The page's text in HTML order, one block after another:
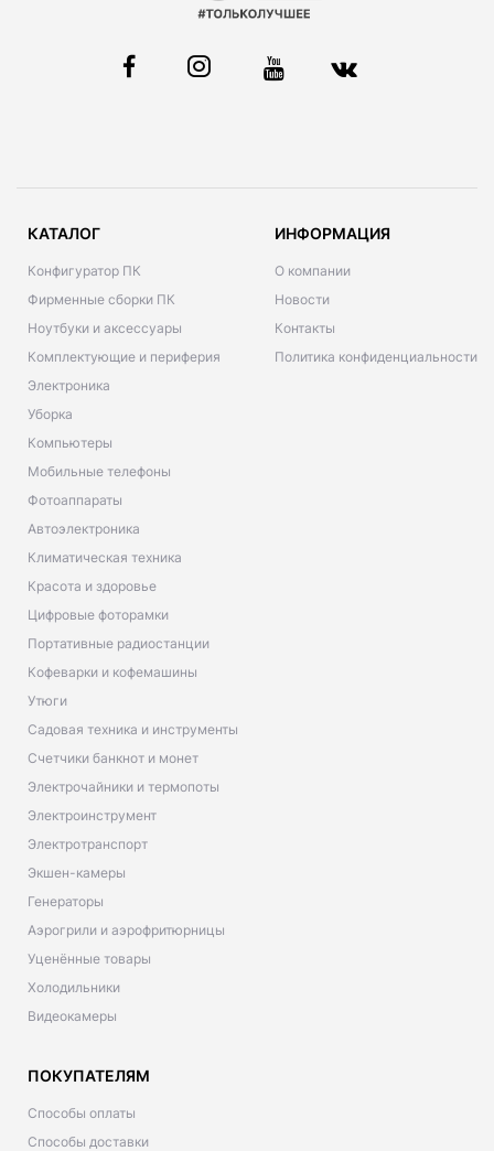
КАТАЛОГ
Конфигуратор ПК
Фирменные сборки ПК
Ноутбуки и аксессуары
Комплектующие и периферия
Электроника
Уборка
Компьютеры
Мобильные телефоны
Фотоаппараты
Автоэлектроника
Климатическая техника
Красота и здоровье
Цифровые фоторамки
Портативные радиостанции
Кофеварки и кофемашины
Утюги
Садовая техника и инструменты
Счетчики банкнот и монет
Электрочайники и термопоты
Электроинструмент
Электротранспорт
Экшен-камеры
Генераторы
Аэрогрили и аэрофритюрницы
Уценённые товары
Холодильники
Видеокамеры
ИНФОРМАЦИЯ
О компании
Новости
Контакты
Политика конфиденциальности
ПОКУПАТЕЛЯМ
Способы оплаты
Способы доставки